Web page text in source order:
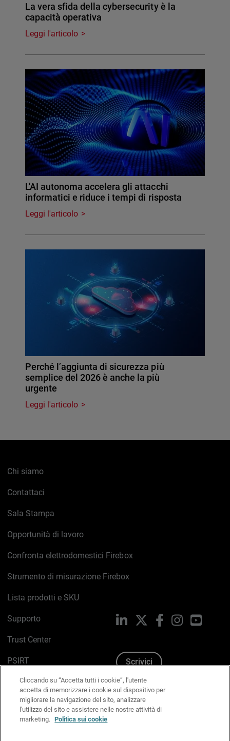
La vera sfida della cybersecurity è la
capacità operativa
Leggi l'articolo
L'AI autonoma accelera gli attacchi
informatici e riduce i tempi di risposta
Leggi l'articolo
Perché l’aggiunta di sicurezza più
semplice del 2026 è anche la più
urgente
Leggi l'articolo
Chi siamo
Contattaci
Sala Stampa
Opportunità di lavoro
Confronta elettrodomestici Firebox
Strumento di misurazione Firebox
Lista prodotti e SKU
Supporto
Trust Center
PSIRT
Politica sui cookie
Informativa sulla privacy
Kit Media & Brand
LinkedIn FacebookInstagram
Scrivici
Cliccando su “Accetta tutti i cookie”, l'utente
accetta di memorizzare i cookie sul dispositivo per
migliorare la navigazione del sito, analizzare
l'utilizzo del sito e assistere nelle nostre attività di
marketing. Politica sui cookie